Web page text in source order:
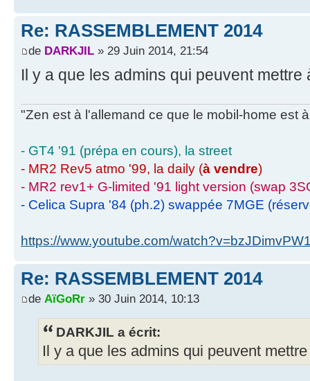
Re: RASSEMBLEMENT 2014
de DARKJIL » 29 Juin 2014, 21:54
Il y a que les admins qui peuvent mettre
"Zen est à l'allemand ce que le mobil-home est
- GT4 '91 (prépa en cours), la street
- MR2 Rev5 atmo '99, la daily (à vendre)
- MR2 rev1+ G-limited '91 light version (swap
- Celica Supra '84 (ph.2) swappée 7MGE
https://www.youtube.com/
Re: RASSEMBLEMENT 2014
de AïGoRr » 30 Juin 2014, 10:13
DARKJIL a écrit:
Il y a que les admins qui peuvent